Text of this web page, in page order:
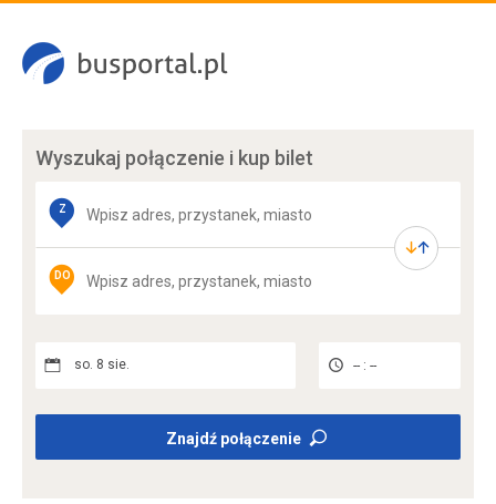
Wyszukaj połączenie i kup bilet
Z
DO
so. 8 sie. -- : --
Znajdź połączenie